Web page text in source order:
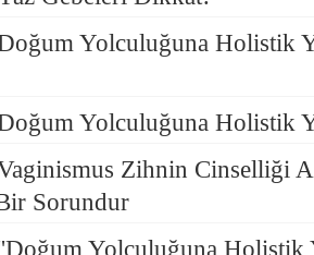
Yolculuğuna Holistik
Yolculuğuna Holistik
Zihnin Cinselliği
Sorundur
Yolculuğuna Holistik